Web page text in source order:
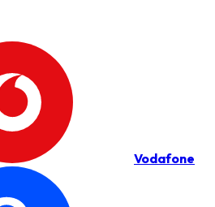
Vodafone